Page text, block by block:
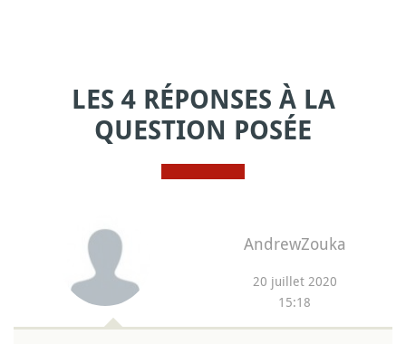
LES 4 RÉPONSES À LA
QUESTION POSÉE
AndrewZouka
20 juillet 2020
15:18